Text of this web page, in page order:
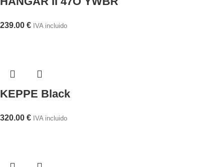
239.00 € IVA incluido
KEPPE Black
320.00 € IVA incluido